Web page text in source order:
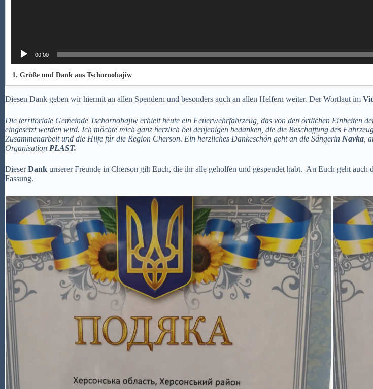
00:00
1. Grüße und Dank aus Tschornobajiw
Diesen Dank geben wir hiermit an allen Spendern und besonders auch an allen Helfern weiter. Der Wortlaut im
Die territoriale Gemeinde Tschornobajiw erhielt heute ein Feuerwehrfahrzeug, das von den örtlichen Einheiten
eingesetzt werden wird. Ich möchte mich ganz herzlich bei denjenigen bedanken, die die Beschaffung des
Zusammenarbeitund die Hilfe für die Region Cherson. Ein herzliches Dankeschön gehtan die Sängerin Navka
Organisation PLAST.
DieserDank unserer Freunde in Cherson gilt Euch, die ihr alle geholfen und gespendet habt. An Euch geht auch
Fassung.